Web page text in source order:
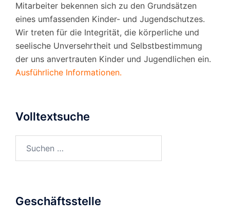
Mitarbeiter bekennen sich zu den Grundsätzen
eines umfassenden Kinder- und Jugendschutzes.
Wir treten für die Integrität, die körperliche und
seelische Unversehrtheit und Selbstbestimmung
der uns anvertrauten Kinder und Jugendlichen ein.
Ausführliche Informationen.
Volltextsuche
Geschäftsstelle